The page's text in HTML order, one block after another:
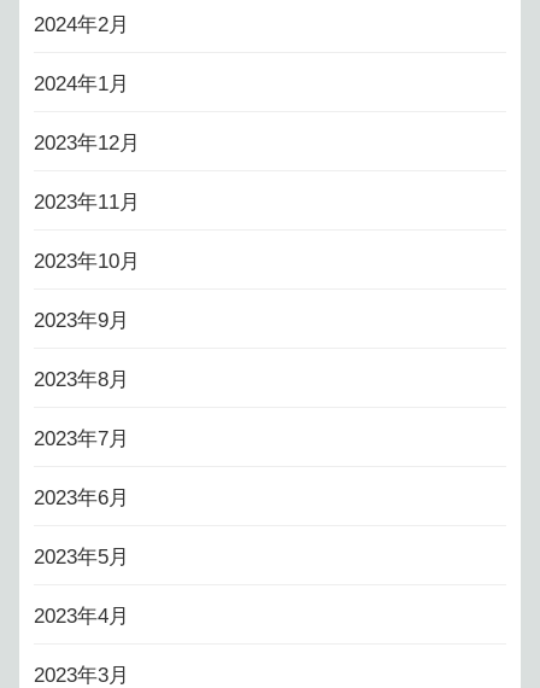
2024年2月
2024年1月
2023年12月
2023年11月
2023年10月
2023年9月
2023年8月
2023年7月
2023年6月
2023年5月
2023年4月
2023年3月